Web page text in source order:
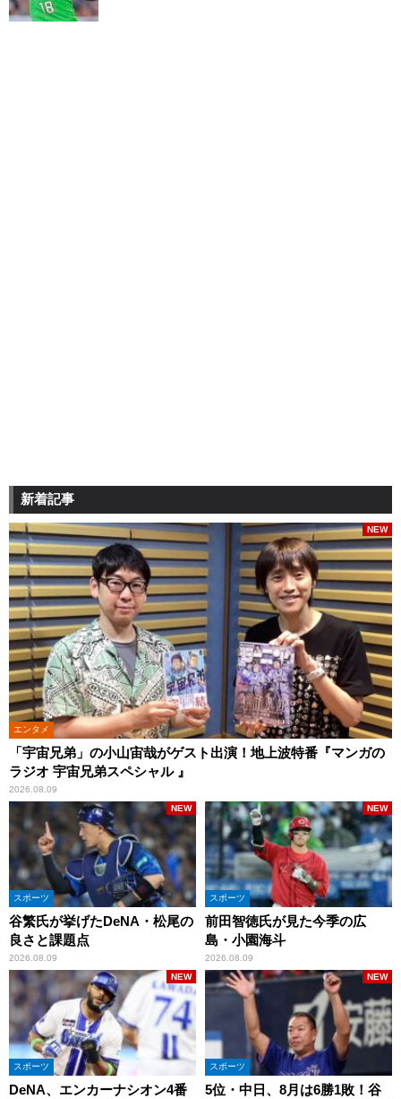
新着記事
エンタメ
「宇宙兄弟」の小山宙哉がゲスト出演！地上波特番『マンガの
ラジオ 宇宙兄弟スペシャル 』
2026.08.09
NEW
スポーツ
谷繁氏が挙げたDeNA・松尾の
良さと課題点
2026.08.09
NEW
スポーツ
前田智徳氏が見た今季の広
島・小園海斗
2026.08.09
NEW
スポーツ
DeNA、エンカーナシオン4番
NEW
スポーツ
5位・中日、8月は6勝1敗！谷
NEW